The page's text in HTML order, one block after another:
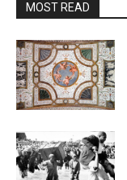
MOST READ